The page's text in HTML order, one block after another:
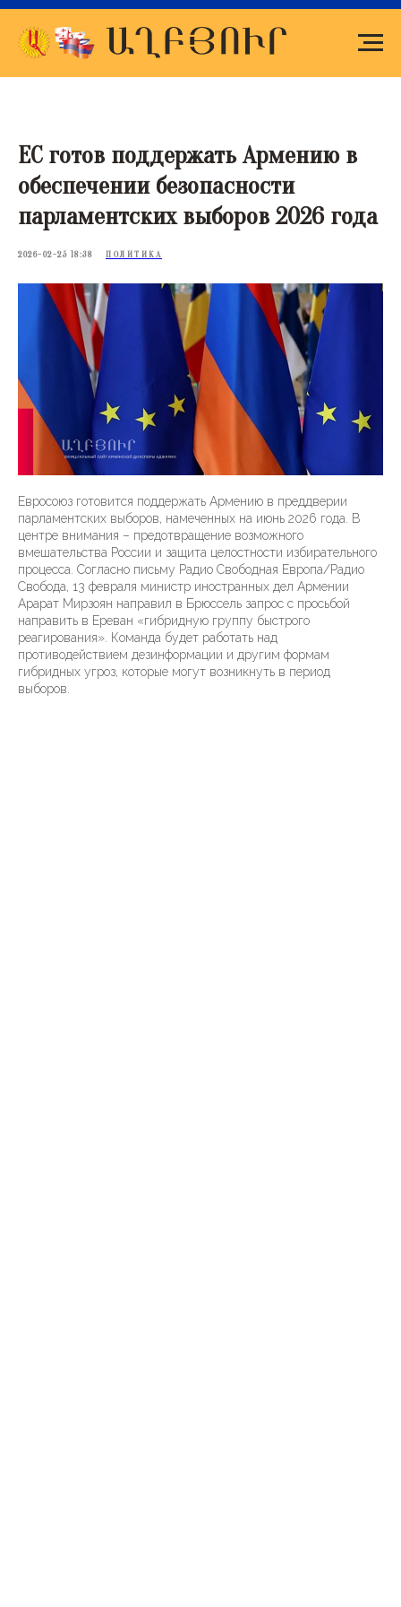
ЕС готов поддержать Армению в
обеспечении безопасности
парламентских выборов 2026 года
2026-02-25 18:38 ПОЛИТИКА
Евросоюз готовится поддержать Армению в преддверии
парламентских выборов, намеченных на июнь 2026 года. В
центре внимания – предотвращение возможного
вмешательства России и защита целостности избирательного
процесса. Согласно письму Радио Свободная Европа/Радио
Свобода, 13 февраля министр иностранных дел Армении
Арарат Мирзоян направил в Брюссель запрос с просьбой
направить в Ереван «гибридную группу быстрого
реагирования». Команда будет работать над
противодействием дезинформации и другим формам
гибридных угроз, которые могут возникнуть в период
выборов.